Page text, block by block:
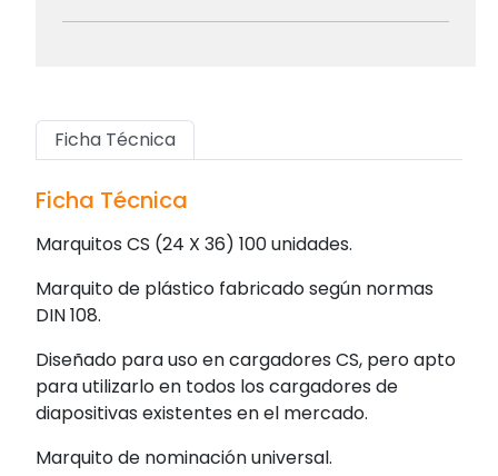
Ficha Técnica
Ficha Técnica
Marquitos CS (24 X 36) 100 unidades.
Marquito de plástico fabricado según normas
DIN 108.
Diseñado para uso en cargadores CS, pero apto
para utilizarlo en todos los cargadores de
diapositivas existentes en el mercado.
Marquito de nominación universal.